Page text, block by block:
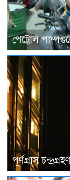
পেট্রোল
পূর্ণগ্রাস